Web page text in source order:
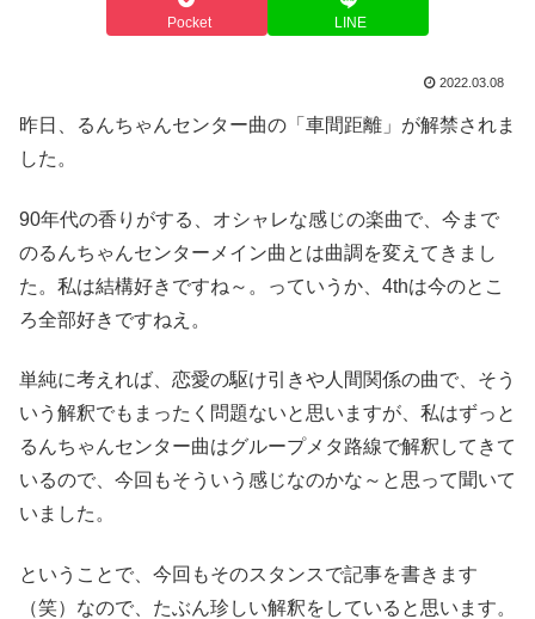
Pocket LINE
2022.03.08
昨日、るんちゃんセンター曲の「車間距離」が解禁されま
した。
90年代の香りがする、オシャレな感じの楽曲で、今まで
のるんちゃんセンターメイン曲とは曲調を変えてきまし
た。私は結構好きですね～。っていうか、4thは今のとこ
ろ全部好きですねえ。
単純に考えれば、恋愛の駆け引きや人間関係の曲で、そう
いう解釈でもまったく問題ないと思いますが、私はずっと
るんちゃんセンター曲はグループメタ路線で解釈してきて
いるので、今回もそういう感じなのかな～と思って聞いて
いました。
ということで、今回もそのスタンスで記事を書きます
（笑）なので、たぶん珍しい解釈をしていると思います。